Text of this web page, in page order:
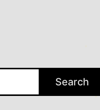
Search